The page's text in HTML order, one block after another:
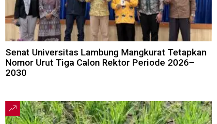
Senat Universitas Lambung Mangkurat Tetapkan
Nomor Urut Tiga Calon Rektor Periode 2026–
2030